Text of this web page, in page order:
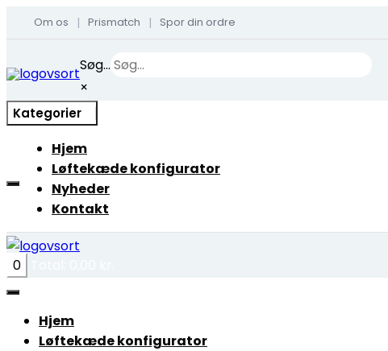
Om os | Prismatch | Spor din ordre
to
Søg...
×
Kategorier
Hjem
Løftekæde konfigurator
Nyheder
Kontakt
0
Hjem
Løftekæde konfigurator